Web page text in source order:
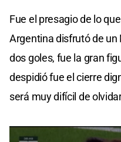
of
minute,
seconds
Fue el presagio de lo
Argentina disfrutó de
dos goles, fue la gran
despidió fue el cierre
será muy difícil de